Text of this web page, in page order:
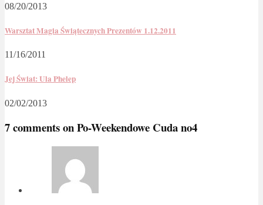
08/20/2013
Warsztat Magia Świątecznych Prezentów 1.12.2011
11/16/2011
Jej Świat: Ula Phelep
02/02/2013
7 comments onPo-Weekendowe Cuda no4